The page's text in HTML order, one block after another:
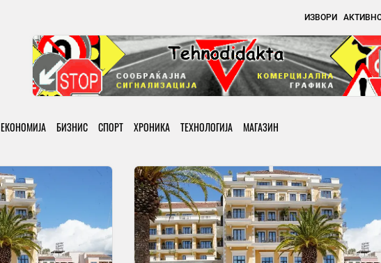
ИЗВОРИ
ЕКОНОМИЈА БИЗНИС СПОРТ ХРОНИКА ТЕХНОЛОГИЈА МАГАЗИН